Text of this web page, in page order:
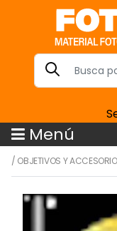
Menú
/ OBJETIVOS Y